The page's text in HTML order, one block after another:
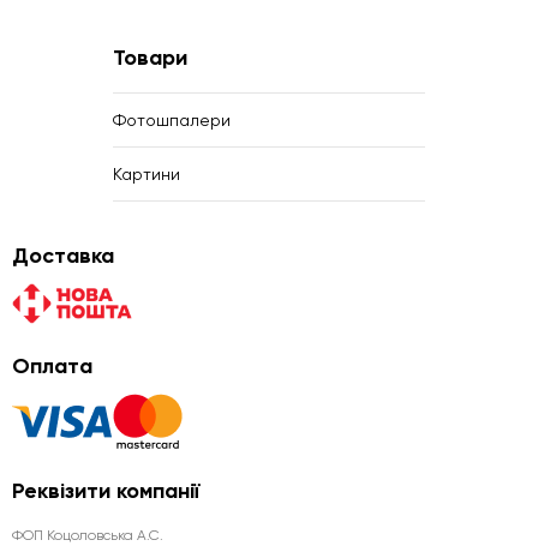
Товари
Фотошпалери
Картини
Доставка
Оплата
Реквізити компанії
ФОП Коцоловська А.С.